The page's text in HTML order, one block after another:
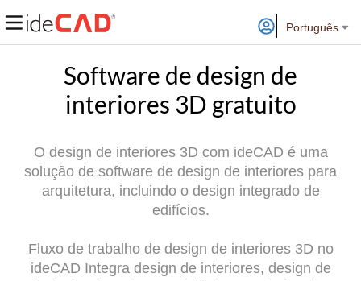
Português
Software de design de
interiores 3D gratuito
O design de interiores 3D com ideCAD é uma
solução de software de design de interiores para
arquitetura, incluindo o design integrado de
edifícios.
Fluxo de trabalho de design de interiores 3D no
ideCAD Integra design de interiores, design de